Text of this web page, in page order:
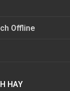
Offline
HAY